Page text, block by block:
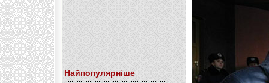
Найпопулярніше